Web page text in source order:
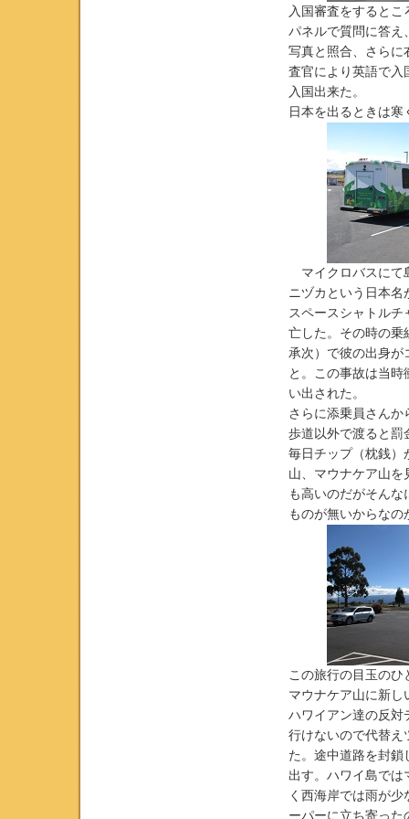
入国審査をすると
パネルで質問に答え
写真と照合、さらに
査官により英語で入
入国出来た。
日本を出るときは
マイクロバスにて
ニヅカという日本名
スペースシャトルチ
亡した。その時の
承次）で彼の出身が
と。この事故は当
い出された。
さらに添乗員さんか
歩道以外で渡ると罰
毎日チップ（枕銭）
山、マウナケア山を
も高いのだがそん
ものが無いからなの
この旅行の目玉のひ
マウナケア山に新し
ハワイアン達の反対
行けないので代替え
た。途中道路を封鎖
出す。ハワイ島では
く西海岸では雨が
ーパーに立ち寄った